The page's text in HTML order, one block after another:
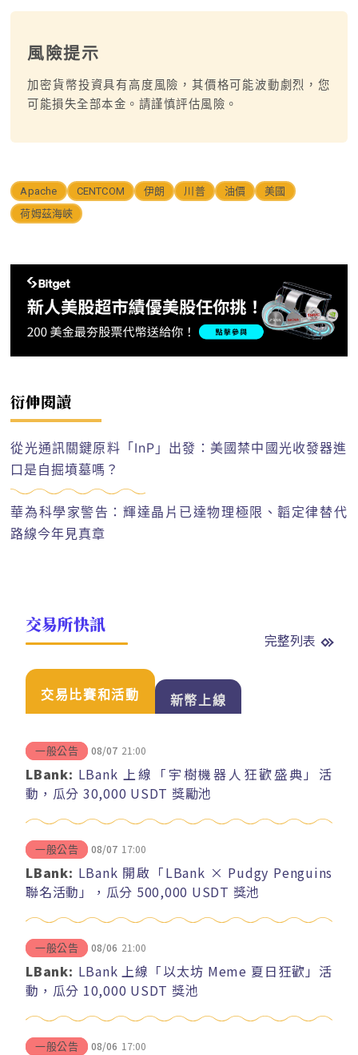
風險提示
加密貨幣投資具有高度風險，其價格可能波動劇烈，您
可能損失全部本金。請謹慎評估風險。
Apache CENTCOM 伊朗 川普 油價
美國
荷姆茲海峽
衍伸閱讀
從光通訊關鍵原料「InP」出發：美國禁中國光收發器進
口是自掘墳墓嗎？
華為科學家警告：輝達晶片已達物理極限、韜定律替代
路線今年見真章
交易所快訊
完整列表
交易比賽和活動 新幣上線
一般公告 08/07 21:00
LBank: LBank 上線「宇樹機器人狂歡盛典」活
動，瓜分 30,000 USDT 獎勵池
一般公告 08/07 17:00
LBank: LBank 開啟「LBank × Pudgy Penguins
聯名活動」，瓜分 500,000 USDT 獎池
一般公告 08/06 21:00
LBank: LBank 上線「以太坊 Meme 夏日狂歡」活
動，瓜分 10,000 USDT 獎池
一般公告 08/06 17:00